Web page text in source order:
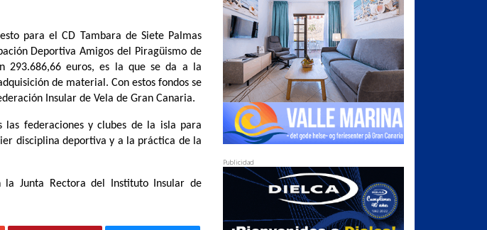
para el CD Tambara de Siete Palmas
Deportiva Amigos del Piragüismo de
293.686,66 euros, es la que se da a la
de material. Con estos fondos se
Insular de Vela de Gran Canaria.
federaciones y clubes de la isla para
disciplina deportiva y a la práctica de la
la Junta Rectora del Instituto Insular de
Publicidad